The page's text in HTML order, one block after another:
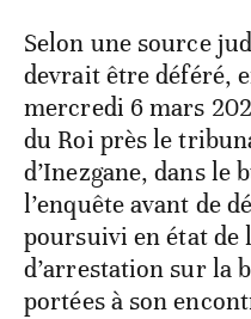
Selon une source
devrait être déféré,
mercredi 6 mars
du Roi près le
d’Inezgane, dans le
l’enquête avant de
poursuivi en état
d’arrestation sur la
portées à son